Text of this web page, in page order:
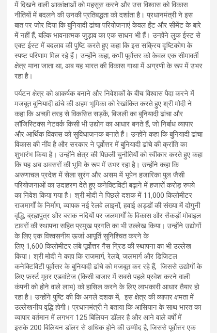
में दिखने वाली आकांक्षाओं को महसूस करने और उस विश्वास को विकास
नीतियों में बदलने की उनकी प्रतिबद्धता को दर्शाता है। प्रधानमंत्री ने इस
बात पर जोर दिया कि बुनियादी ढांचा परियोजनाएं केवल ईंट और सीमेंट के बारे
में नहीं हैं, बल्कि भावनात्मक जुड़ाव का एक साधन भी हैं। उन्होंने लुक ईस्ट से
एक्ट ईस्ट में बदलाव की पुष्टि करते हुए कहा कि इस सक्रिय दृष्टिकोण के
स्पष्ट परिणाम मिल रहे हैं। उन्होंने कहा, कभी पूर्वोत्तर को केवल एक सीमावर्ती
क्षेत्र माना जाता था, अब यह भारत की विकास गाथा में अग्रणी के रूप में उभर
रहा है।
पर्यटन क्षेत्र को आकर्षक बनाने और निवेशकों के बीच विश्वास पैदा करने में
मजबूत बुनियादी ढांचे की अहम भूमिका को रेखांकित करते हुए श्री मोदी ने
कहा कि अच्छी तरह से विकसित सड़कें, बिजली का बुनियादी ढांचा और
लॉजिस्टिक्स नेटवर्क किसी भी उद्योग का आधार बनते हैं, जो निर्बाध व्यापार
और आर्थिक विकास को सुविधाजनक बनाते हैं। उन्होंने कहा कि बुनियादी ढांचा
विकास की नींव है और सरकार ने पूर्वोत्तर में बुनियादी ढांचे की क्रांति का
शुभारंभ किया है। उन्होंने क्षेत्र की पिछली चुनौतियों को स्वीकार करते हुए कहा
कि यह अब अवसरों की भूमि के रूप में उभर रहा है। उन्होंने कहा कि
अरुणाचल प्रदेश में सेला सुरंग और असम में भूपेन हजारिका पुल जैसी
परियोजनाओं का उदाहरण देते हुए कनेक्टिविटी बढ़ाने में हजारों करोड़ रुपये
का निवेश किया गया है। श्री मोदी ने पिछले दशक में 11,000 किलोमीटर
राजमार्गों के निर्माण, व्यापक नई रेलवे लाइनों, हवाई अड्डों की संख्या में दोगुनी
वृद्धि, ब्रह्मपुत्र और बराक नदियों पर जलमार्गों के विकास और सैकड़ों मोबाइल
टावरों की स्थापना सहित प्रमुख प्रगति का भी उल्लेख किया। उन्होंने उद्योगों
के लिए एक विश्वसनीय ऊर्जा आपूर्ति सुनिश्चित करने के
लिए 1,600 किलोमीटर लंबे पूर्वोत्तर गैस ग्रिड की स्थापना का भी उल्लेख
किया। श्री मोदी ने कहा कि राजमार्ग, रेलवे, जलमार्ग और डिजिटल
कनेक्टिविटी पूर्वोत्तर के बुनियादी ढांचे को मजबूत कर रहे हैं, जिससे उद्योगों के
लिए फ़र्स्ट मूवर एडवांटेज (किसी बाजार में सबसे पहले प्रवेश करने वाली
कंपनी को होने वाले लाभ) को हासिल करने के लिए लाभकारी आधार तैयार हो
रहा है। उन्होंने पुष्टि की कि अगले दशक में, इस क्षेत्र की व्यापार क्षमता में
उल्लेखनीय वृद्धि होगी। प्रधानमंत्री ने बताया कि आसियान के साथ भारत का
व्यापार वर्तमान में लगभग 125 बिलियन डॉलर है और आने वाले वर्षों में
इसके 200 बिलियन डॉलर से अधिक होने की उम्मीद है, जिससे पूर्वोत्तर एक